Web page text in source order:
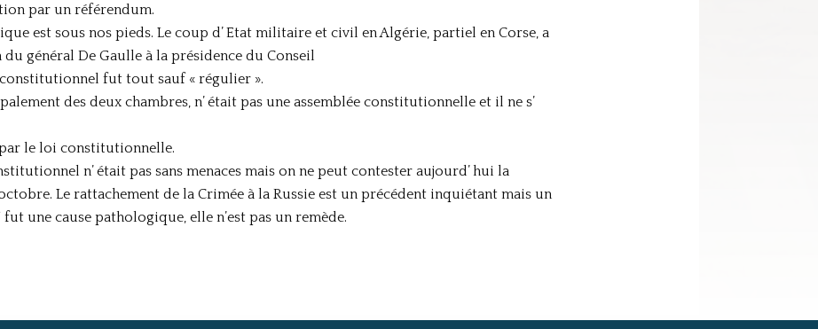
par un référendum.
est sous nos pieds. Le coup d’ Etat militaire et civil en Algérie, partiel en Corse, a
du général De Gaulle à la présidence du Conseil
fut tout sauf « régulier ».
des deux chambres, n’ était pas une assemblée constitutionnelle et il ne s’
le loi constitutionnelle.
n’ était pas sans menaces mais on ne peut contester aujourd’ hui la
Le rattachement de la Crimée à la Russie est un précédent inquiétant mais un
fut une cause pathologique, elle n’est pas un remède.